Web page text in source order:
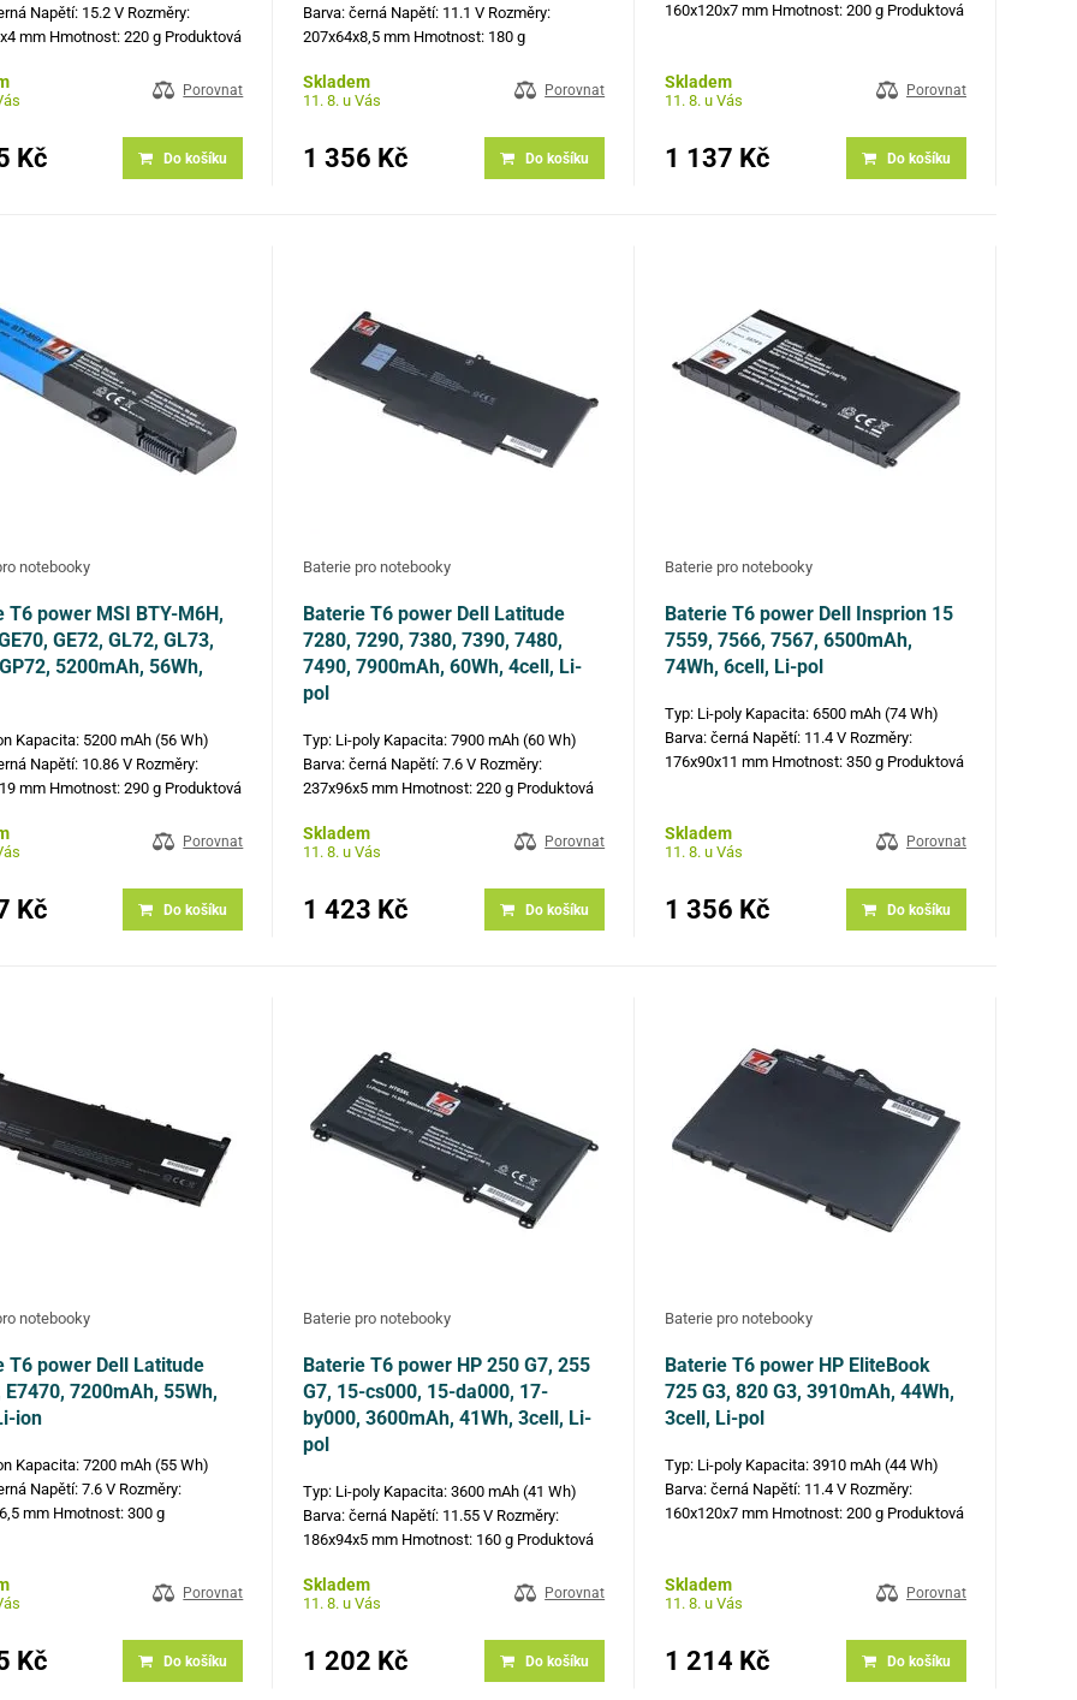
Napětí: 15.2 V Rozměry:
mm Hmotnost: 220 g Produktová
01AV409, 01AV410, 01AV440,
01AV457, 01AV458, SB10K97567
Porovnat
Kč Do košíku
Barva: černá Napětí: 11.1 V Rozměry:
207x64x8,5 mm Hmotnost: 180 g
45N1126, 45N1127, 45N1775, 68, 0C52861,
45N1734, 121500146 Kompatibilní modely:
Skladem
11. 8. u Vás
Porovnat
1 356 Kč Do košíku
160x120x7 mm Hmotnost: 200 g Produktová
Kompatibilní modely: Hewlett Packard…
Skladem
11. 8. u Vás
Porovnat
1 137 Kč Do košíku
notebooky
T6 power MSI BTY-M6H,
GE72, GL72, GL73,
5200mAh, 56Wh,
Kapacita: 5200 mAh (56 Wh)
Napětí: 10.86 V Rozměry:
mm Hmotnost: 290 g Produktová
925Q2032H Kompatibilní
GE62 2QC, MSI GE62 2QD,
Porovnat
Kč Do košíku
Baterie pro notebooky
Baterie T6 power Dell Latitude
7280, 7290, 7380, 7390, 7480,
7490, 7900mAh, 60Wh, 4cell, Li-
pol
Typ: Li-poly Kapacita: 7900 mAh (60 Wh)
Barva: černá Napětí: 7.6 V Rozměry:
237x96x5 mm Hmotnost: 220 g Produktová
DM3WC, KG7VF, V4940, H2V87 Kompatibilní
modely: Dell Latitude 12 7280, Dell…
Skladem
11. 8. u Vás
Porovnat
1 423 Kč Do košíku
Baterie pro notebooky
Baterie T6 power Dell Insprion 15
7559, 7566, 7567, 6500mAh,
74Wh, 6cell, Li-pol
Typ: Li-poly Kapacita: 6500 mAh (74 Wh)
Barva: černá Napětí: 11.4 V Rozměry:
176x90x11 mm Hmotnost: 350 g Produktová
Dell Inspiron 15 7566, Dell…
Skladem
11. 8. u Vás
Porovnat
1 356 Kč Do košíku
notebooky
T6 power Dell Latitude
E7470, 7200mAh, 55Wh,
ion
Kapacita: 7200 mAh (55 Wh)
Napětí: 7.6 V Rozměry:
mm Hmotnost: 300 g
NJJ2H, GG4FM, 1W2Y2Porovnat
Kč Do košíku
Baterie pro notebooky
Baterie T6 power HP 250 G7, 255
G7, 15-cs000, 15-da000, 17-
by000, 3600mAh, 41Wh, 3cell, Li-
pol
Typ: Li-poly Kapacita: 3600 mAh (41 Wh)
Barva: černá Napětí: 11.55 V Rozměry:
186x94x5 mm Hmotnost: 160 g Produktová
L11119-857, HT030, HT03041XL, L11421-
1C1, L11421-1C2, L11421-2C1, L11421-2C2,
Skladem
11. 8. u Vás
Porovnat
1 202 Kč Do košíku
Baterie pro notebooky
Baterie T6 power HP EliteBook
725 G3, 820 G3, 3910mAh, 44Wh,
3cell, Li-pol
Typ: Li-poly Kapacita: 3910 mAh (44 Wh)
Barva: černá Napětí: 11.4 V Rozměry:
160x120x7 mm Hmotnost: 200 g Produktová
800232-541, HSTNN-DB6V, HSTNN-I42C,
HSTNN-L42C,…
Skladem
11. 8. u Vás
Porovnat
1 214 Kč Do košíku